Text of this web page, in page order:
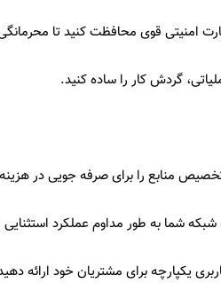
امنیتی قوی محافظت کنید تا
گردش کار را ساده کنید.
منابع را برای صرفه جویی در
شما به طور مداوم عملکرد استثنایی
یکپارچه برای مشتریان خود ارائه